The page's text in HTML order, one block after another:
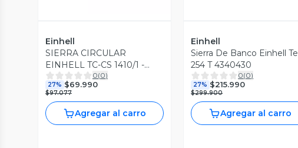
Einhell
SIERRA CIRCULAR
EINHELL TC-CS 1410/1 -
1410W
0(0)
27% $69.990
$97.077
Agregar al carro
Einhell
Sierra De Banco Einhell
254 T 4340430
0(0)
27% $215.990
$299.900
Agregar al carro